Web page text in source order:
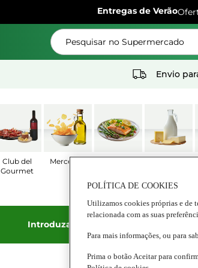
Entregas de Verão
Pesquisar no Supermercado
Envio
Club del
Gourmet
Mercearia
Introduza o código SOUNOVO e
POLÍTICA DE COOKIES
Utilizamos cookies próprias e de
relacionada com as suas
Para mais informações, ou para
Prima o botão Aceitar para